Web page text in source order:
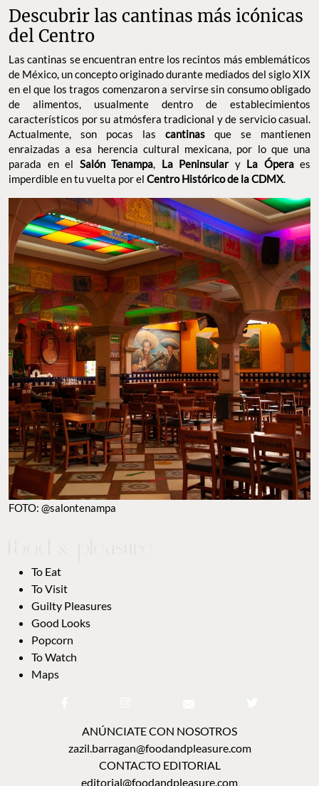
Descubrir las cantinas más icónicas
del Centro
Las cantinas se encuentran entre los recintos más emblemáticos
de México, un concepto originado durante mediados del siglo XIX
en el que los tragos comenzaron a servirse sin consumo obligado
de alimentos, usualmente dentro de establecimientos
característicos por su atmósfera tradicional y de servicio casual.
Actualmente, son pocas las cantinas que se mantienen
enraizadas a esa herencia cultural mexicana, por lo que una
parada en el Salón Tenampa, La Peninsulary La Óperaes
imperdible en tu vuelta por el Centro Histórico de la CDMX.
FOTO: @salontenampa
To Eat
To Visit
Guilty Pleasures
Good Looks
Popcorn
To Watch
Maps
ANÚNCIATE CON NOSOTROS
zazil.barragan@foodandpleasure.com
CONTACTO EDITORIAL
editorial@foodandpleasure.com